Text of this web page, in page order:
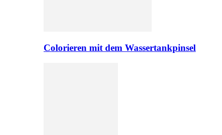
Colorieren mit dem Wassertankpinsel